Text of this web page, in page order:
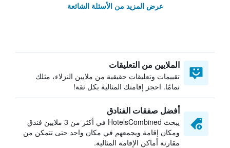
عرض المزيد من الأسئلة الشائعة
الملايين من التعليقات
تقييمات وتعليقات حقيقية من ملايين النزلاء، مثلك
تمامًا. احجز إقامتك المثالية بكل ثقة!
أفضل صفقات الفنادق
يبحث HotelsCombined في أكثر من 3 ملايين فندق
ومكان إقامة ويجمعهم في مكان واحد حتى تتمكن من
مقارنة أماكن الإقامة المثالية.